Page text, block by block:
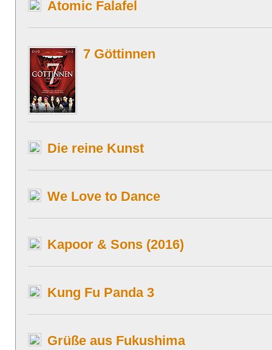
Atomic Falafel
7 Göttinnen
Die reine Kunst
We Love to Dance
Kapoor & Sons (2016)
Kung Fu Panda 3
Grüße aus Fukushima